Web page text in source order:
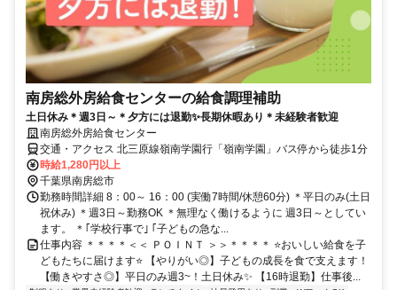
南房総外房給食センターの給食調理補助
土日休み＊週3日～＊夕方には退勤✨長期休暇あり＊未経験者歓迎
南房総外房給食センター
交通・アクセス 北三原線嶺南学園行「嶺南学園」バス停から徒歩1分
時給1,280円以上
千葉県南房総市
勤務時間詳細 8：00～ 16：00 (実働7時間/休憩60分) ＊平日のみ(土日
祝休み) ＊週3日～勤務OK ＊無理なく働けるように 週3日～としてい
ます。 ＊｢学校行事で｣ ｢子どもの急な...
仕事内容 ＊＊＊＊＜＜ ＰＯＩＮＴ ＞＞＊＊＊＊ ⭐おいしい給食を子
どもたちに届けます⭐ 【やりがい◎】子どもの成長を食で支えます！
【働きやすさ◎】平日のみ週3~！土日休み✨ 【16時退勤】仕事後...